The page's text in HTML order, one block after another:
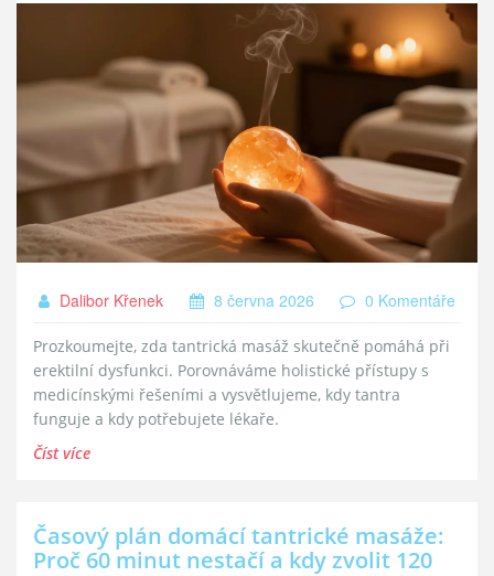
Dalibor Křenek 8 června 2026 0 Komentáře
Prozkoumejte, zda tantrická masáž skutečně pomáhá při
erektilní dysfunkci. Porovnáváme holistické přístupy s
medicínskými řešeními a vysvětlujeme, kdy tantra
funguje a kdy potřebujete lékaře.
Číst více
Časový plán domácí tantrické masáže:
Proč 60 minut nestačí a kdy zvolit 120